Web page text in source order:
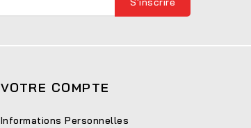
VOTRE COMPTE
Informations Personnelles